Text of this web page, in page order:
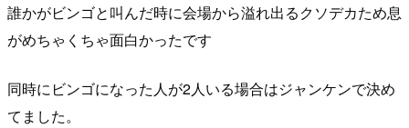
誰かがビンゴと叫んだ時に会場から溢れ出るクソデカため息
がめちゃくちゃ面白かったです
同時にビンゴになった人が2人いる場合はジャンケンで決め
てました。